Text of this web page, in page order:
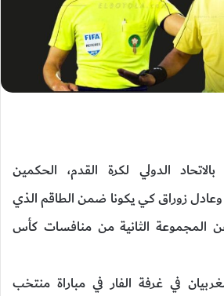
الدولي لكرة القدم، الحكمين
زوراق كي يكونا ضمن الطاقم الذي
المجموعة الثانية من منافسات كأس
في غرفة الفار في مباراة منتخب